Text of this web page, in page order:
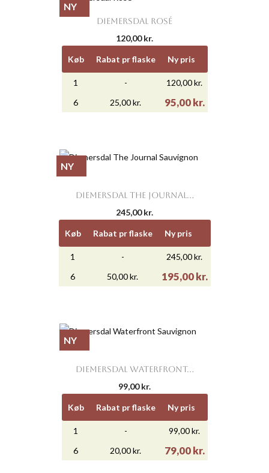
DIEMERSDAL ROSÉ
120,00 kr.
Køb Rabat pr flaske Ny pris
1 -
120,00 kr.
6
25,00 kr. 95,00 kr.
NY
DIEMERSDAL THE JOURNAL...
245,00 kr.
Køb Rabat pr flaske Ny pris
1 -
245,00 kr.
6
50,00 kr. 195,00 kr.
NY
DIEMERSDAL WATERFRONT...
99,00 kr.
Køb Rabat pr flaske Ny pris
1 -
99,00 kr.
6
20,00 kr. 79,00 kr.
NY